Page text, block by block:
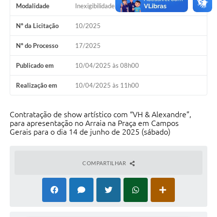
Modalidade Inexigibilidade
Nº da Licitação 10/2025
Nº do Processo 17/2025
Publicado em 10/04/2025 às 08h00
Realização em 10/04/2025 às 11h00
Contratação de show artístico com “VH & Alexandre”,
para apresentação no Arraia na Praça em Campos
Gerais para o dia 14 de junho de 2025 (sábado)
COMPARTILHAR